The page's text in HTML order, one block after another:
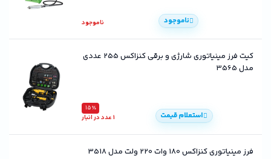
ناموجود ناموجود
کیت فرز مینیاتوری شارژی و برقی کنزاکس 255 عددی
مدل 3565
15٪
1 عدد در انبار استعلام قیمت
فرز مینیاتوری کنزاکس 180 وات 220 ولت مدل 3518